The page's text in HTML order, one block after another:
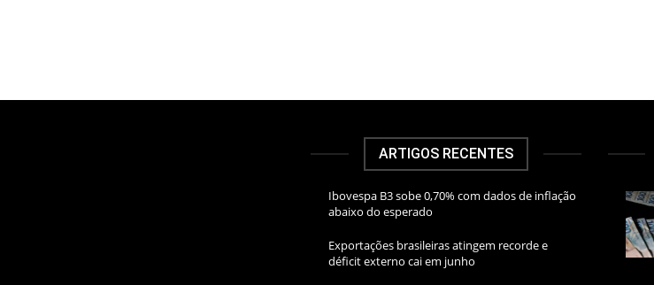
ARTIGOS RECENTES
Ibovespa B3 sobe 0,70% com dados de inflação
abaixo do esperado
Exportações brasileiras atingem recorde e
déficit externo cai em junho